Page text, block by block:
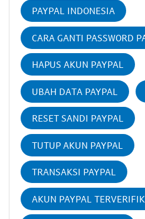
PAYPAL INDONESIA
CARA GANTI PASSWORD
HAPUS AKUN PAYPAL
UBAH DATA PAYPAL
RESET SANDI PAYPAL
TUTUP AKUN PAYPAL
TRANSAKSI PAYPAL
AKUN PAYPAL